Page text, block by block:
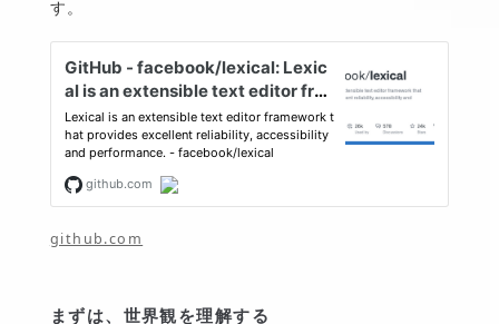
す。
github.com
まずは、世界観を理解する